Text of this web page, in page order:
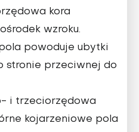
kora
wzroku.
powoduje ubytki
stronie przeciwnej do
i trzeciorzędowa
kojarzeniowe pola